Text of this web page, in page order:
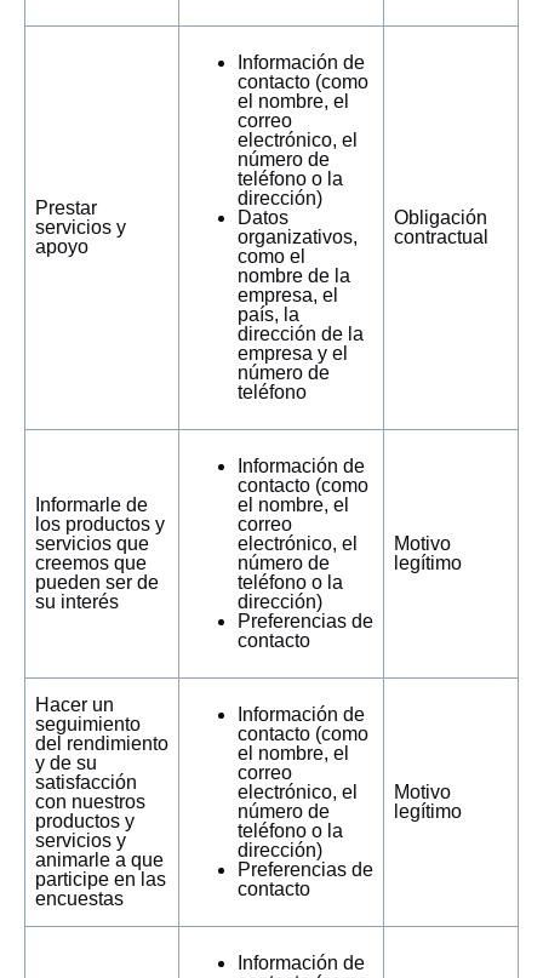
Prestar
servicios y
apoyo
Información de
contacto (como
el nombre, el
correo
electrónico, el
número de
teléfono o la
dirección)
Datos
organizativos,
como el
nombre de la
empresa, el
país, la
dirección de la
empresa y el
número de
teléfono
Obligación
contractual
Informarle de
los productos y
servicios que
creemos que
pueden ser de
su interés
Información de
contacto (como
el nombre, el
correo
electrónico, el
número de
teléfono o la
dirección)
Preferencias de
contacto
Motivo
legítimo
Hacer un
seguimiento
del rendimiento
y de su
satisfacción
con nuestros
productos y
servicios y
animarle a que
participe en las
encuestas
Información de
contacto (como
el nombre, el
correo
electrónico, el
número de
teléfono o la
dirección)
Preferencias de
contacto
Motivo
legítimo
Información de